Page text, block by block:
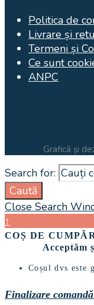
Politica de
Livrare și
Termeni și
Ce sunt
ANPC
Graficã și
Search for:
Caută
Close Search
↑
COȘ DE
Acceptăm
Coșul dvs este
Finalizare comandă